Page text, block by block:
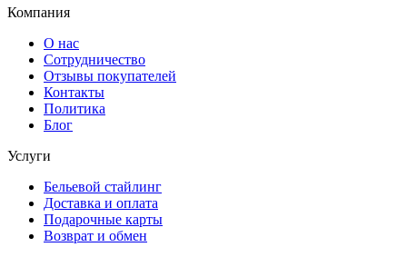
Компания
О нас
Сотрудничество
Отзывы покупателей
Контакты
Политика
Блог
Услуги
Бельевой стайлинг
Доставка и оплата
Подарочные карты
Возврат и обмен